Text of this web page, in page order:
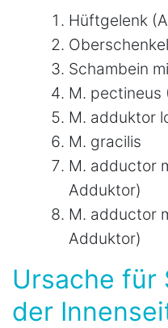
Hüftgelenk
Schambein
M. pectineus
M. adduktor
M. gracilis
M. adductor
Adduktor)
M. adductor
Adduktor)
Ursache für
der